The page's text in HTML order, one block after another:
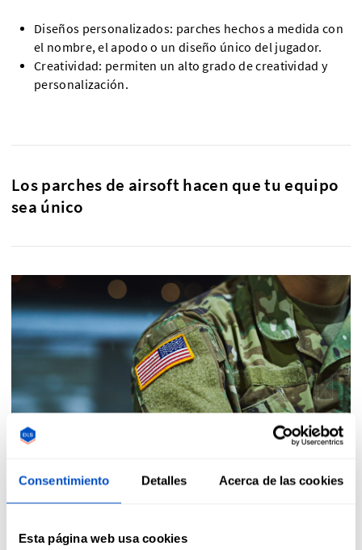
Consentimiento Detalles Acerca de las cookies
Esta página web usa cookies
Diseños personalizados: parches hechos a medida con
el nombre, el apodo o un diseño único del jugador.
Creatividad: permiten un alto grado de creatividad y
personalización.
Los parches de airsoft hacen que tu equipo
sea único
oportunidad única para distinguir a tu equipo. Al colocar